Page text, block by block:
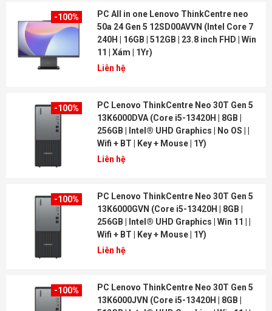
-100%
PC All in one Lenovo ThinkCentre neo
50a 24 Gen 5 12SD00AVVN (Intel Core 7
240H | 16GB | 512GB | 23.8 inch FHD | Win
11 | Xám | 1Yr)
Liên hệ
-100%
PC Lenovo ThinkCentre Neo 30T Gen 5
13K6000DVA (Core i5-13420H | 8GB |
256GB | Intel® UHD Graphics | No OS | |
Wifi + BT | Key + Mouse | 1Y)
Liên hệ
-100%
PC Lenovo ThinkCentre Neo 30T Gen 5
13K6000GVN (Core i5-13420H | 8GB |
256GB | Intel® UHD Graphics | Win 11 | |
Wifi + BT | Key + Mouse | 1Y)
Liên hệ
-100%
PC Lenovo ThinkCentre Neo 30T Gen 5
13K6000JVN (Core i5-13420H | 8GB |